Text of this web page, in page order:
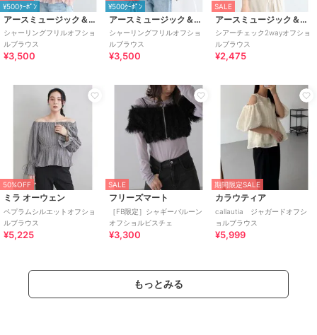
¥500ｸｰﾎﾟﾝ
アースミュージック＆エコロジー
シャーリングフリルオフショ
ルブラウス
¥3,500
¥500ｸｰﾎﾟﾝ
アースミュージック＆エコロジー
シャーリングフリルオフショ
ルブラウス
¥3,500
SALE
アースミュージック＆エコロジー
シアーチェック2wayオフショ
ルブラウス
¥2,475
50%OFF
ミラ オーウェン
ペプラムシルエットオフショ
ルブラウス
¥5,225
SALE
フリーズマート
［FB限定］シャギーバルーン
オフショルビスチェ
¥3,300
期間限定SALE
カラウティア
callautia ジャガードオフシ
ョルブラウス
¥5,999
もっとみる